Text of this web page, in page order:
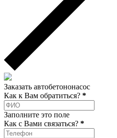
Заказать автобетононасос
Как к Вам обратиться? *
Заполните это поле
Как c Вами связаться? *